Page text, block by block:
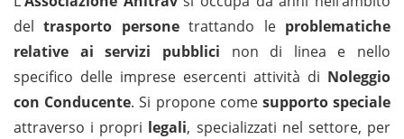
deltrasporto personetrattando le problematiche
relative ai servizi pubblici non di linea e nello
specifico delle imprese esercenti attività di Noleggio
con Conducente. Si propone come supporto speciale
attraverso i propri legali, specializzati nel settore, per